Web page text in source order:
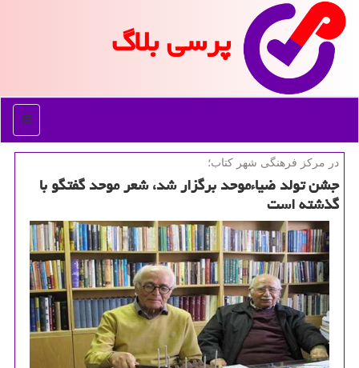
پرسی بلاگ
منو
در مركز فرهنگی شهر كتاب؛
جشن تولد ضیاءموحد برگزار شد، شعر موحد گفتگو با
گذشته است